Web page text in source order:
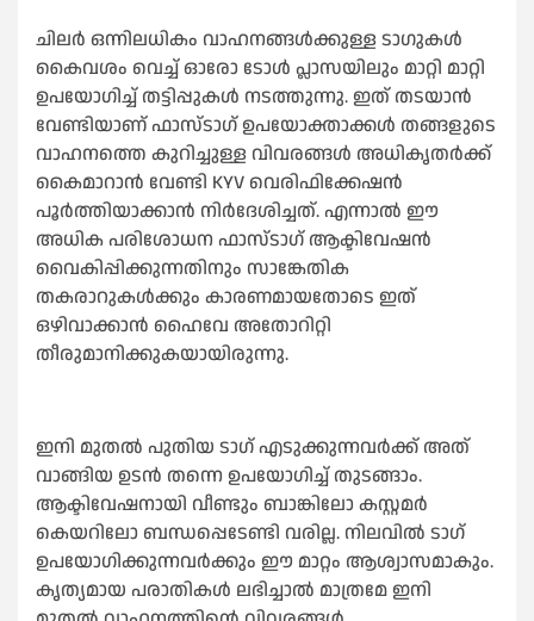
ചിലര്‍ ഒന്നിലധികം വാഹനങ്ങള്‍ക്കുള്ള ടാഗുകള്‍
കൈവശം വെച്ച്‌ ഓരോ ടോള്‍ പ്ലാസയിലും മാറ്റി മാറ്റി
ഉപയോഗിച്ച്‌ തട്ടിപ്പുകള്‍ നടത്തുന്നു. ഇത് തടയാന്‍
വേണ്ടിയാണ് ഫാസ്ടാഗ് ഉപയോക്താക്കള്‍ തങ്ങളുടെ
വാഹനത്തെ കുറിച്ചുള്ള വിവരങ്ങള്‍ അധികൃതര്‍ക്ക്
കൈമാറാന്‍ വേണ്ടി KYV വെരിഫിക്കേഷന്‍
പൂര്‍ത്തിയാക്കാന്‍ നിര്‍ദേശിച്ചത്. എന്നാല്‍ ഈ
അധിക പരിശോധന ഫാസ്ടാഗ് ആക്ടിവേഷന്‍
വൈകിപ്പിക്കുന്നതിനും സാങ്കേതിക
തകരാറുകള്‍ക്കും കാരണമായതോടെ ഇത്
ഒഴിവാക്കാന്‍ ഹൈവേ അതോറിറ്റി
തീരുമാനിക്കുകയായിരുന്നു.
ഇനി മുതല്‍ പുതിയ ടാഗ് എടുക്കുന്നവര്‍ക്ക് അത്
വാങ്ങിയ ഉടന്‍ തന്നെ ഉപയോഗിച്ച്‌ തുടങ്ങാം.
ആക്ടിവേഷനായി വീണ്ടും ബാങ്കിലോ കസ്റ്റമര്‍
കെയറിലോ ബന്ധപ്പെടേണ്ടി വരില്ല. നിലവില്‍ ടാഗ്
ഉപയോഗിക്കുന്നവര്‍ക്കും ഈ മാറ്റം ആശ്വാസമാകും.
കൃത്യമായ പരാതികള്‍ ലഭിച്ചാല്‍ മാത്രമേ ഇനി